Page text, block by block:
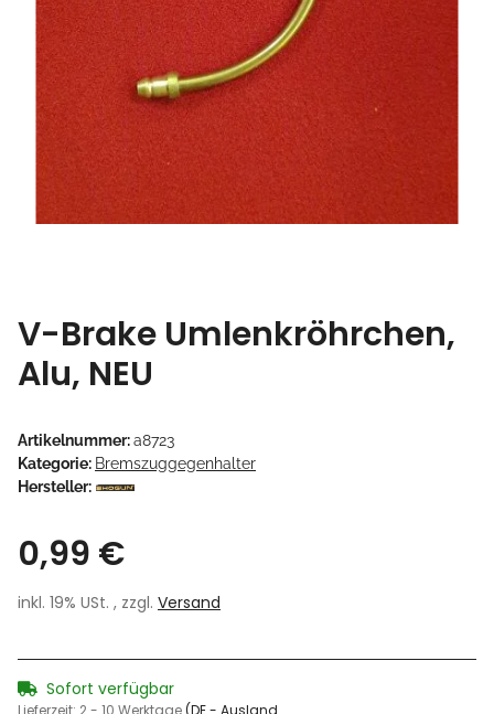
V-Brake Umlenkröhrchen,
Alu, NEU
Artikelnummer:a8723
Kategorie: Bremszuggegenhalter
Hersteller:
0,99 €
inkl. 19% USt. , zzgl. Versand
Sofort verfügbar
Lieferzeit: 2 - 10 Werktage(DE - Ausland